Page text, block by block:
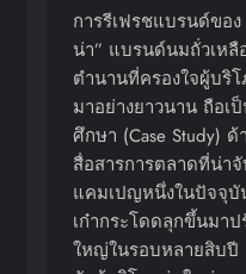
การรีเฟรชแบรนด์ของ
น่า” แบรนด์นมถั่วเหลื
ตำนานที่ครองใจผู้บริ
มาอย่างยาวนาน ถือเ
ศึกษา (Case Study)
สื่อสารการตลาดที่น่า
แคมเปญหนึ่งในปัจจุบั
เก๋ากระโดดลุกขึ้นมา
ใหญ่ในรอบหลายสิบปี